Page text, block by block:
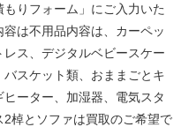
りフォーム」にご入力いた
は不用品内容は、カーペッ
ス、デジタルベビースケー
スケット類、おままごとキ
ーター、加湿器、電気スタ
棹とソファは買取のご希望で